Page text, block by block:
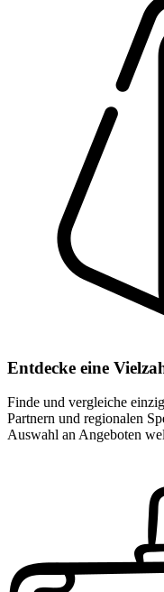
Entdecke eine
Finde und vergleiche
Partnern und regionalen
Auswahl an Angeboten